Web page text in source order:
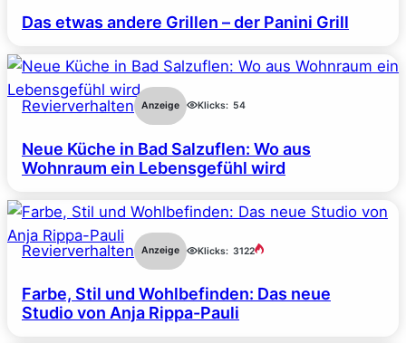
Das etwas andere Grillen – der Panini Grill
Revierverhalten Anzeige Klicks: 54
Neue Küche in Bad Salzuflen: Wo aus
Wohnraum ein Lebensgefühl wird
Revierverhalten Anzeige Klicks: 3122
Farbe, Stil und Wohlbefinden: Das neue
Studio von Anja Rippa-Pauli